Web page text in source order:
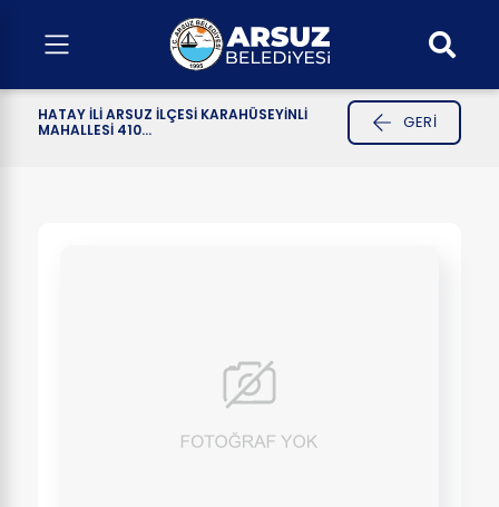
HATAY İLİ ARSUZ İLÇESİ KARAHÜSEYİNLİ
MAHALLESİ 410...
GERI